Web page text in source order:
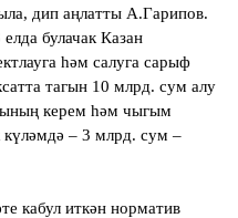
дип аңлатты А.Гарипов.
булачак Казан
һәм салуга сарыф
тагын 10 млрд. сум алу
керем һәм чыгым
– 3 млрд. сум –
кабул иткән норматив